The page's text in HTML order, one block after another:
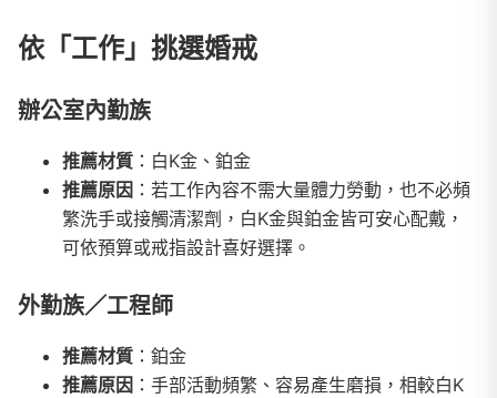
依「工作」挑選婚戒
辦公室內勤族
推薦材質 ：白K金、鉑金
推薦原因 ：若工作內容不需大量體力勞動，也不必頻
繁洗手或接觸清潔劑，白K金與鉑金皆可安心配戴，
可依預算或戒指設計喜好選擇。
外勤族／工程師
推薦材質 ：鉑金
推薦原因 ：手部活動頻繁、容易產生磨損，相較白K